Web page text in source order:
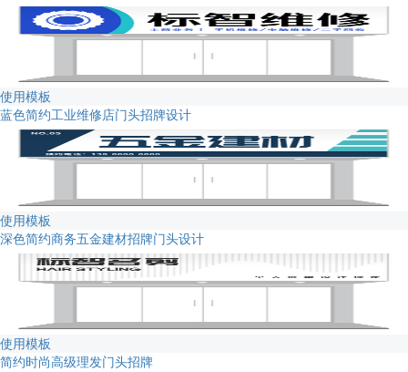
使用模板
蓝色简约工业维修店门头招牌设计
使用模板
深色简约商务五金建材招牌门头设计
使用模板
简约时尚高级理发门头招牌